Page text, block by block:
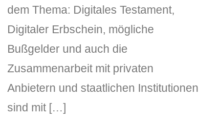
dem Thema: Digitales Testament,
Digitaler Erbschein, mögliche
Bußgelder und auch die
Zusammenarbeit mit privaten
Anbietern und staatlichen Institutionen
sind mit […]